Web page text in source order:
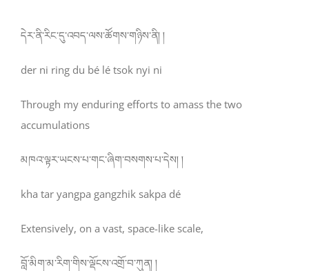
དེར་ནི་རིང་དུ་འབད་ལས་ཚོགས་གཉིས་ནི། །
der ni ring du bé lé tsok nyi ni
Through my enduring efforts to amass the two
accumulations
མཁའ་ལྟར་ཡངས་པ་གང་ཞིག་བསགས་པ་དེས། །
kha tar yangpa gangzhik sakpa dé
Extensively, on a vast, space-like scale,
བློ་མིག་མ་རིག་གིས་ལྡོངས་འགྲོ་བ་ཀུན། །